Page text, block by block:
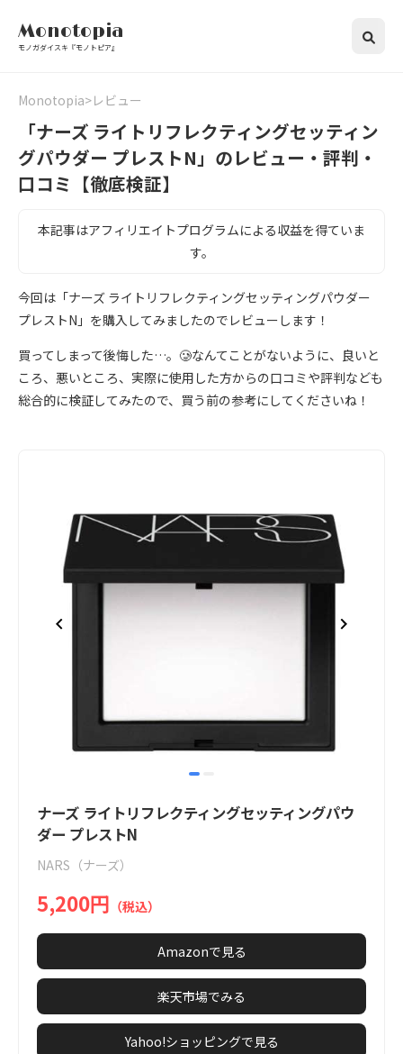
Monotopia
モノガダイスキ『モノトピア』
Monotopia レビュー
「ナーズ ライトリフレクティングセッティン
グパウダー プレストN」のレビュー・評判・
口コミ【徹底検証】
本記事はアフィリエイトプログラムによる収益を得ていま
す。
今回は「ナーズ ライトリフレクティングセッティングパウダー
プレストN」を購入してみましたのでレビューします！
買ってしまって後悔した…。🥲なんてことがないように、良いと
ころ、悪いところ、実際に使用した方からの口コミや評判なども
総合的に検証してみたので、買う前の参考にしてくださいね！
item
1
of
2
ナーズ ライトリフレクティングセッティングパウ
ダー プレストN
NARS（ナーズ）
5,200円 （税込）
Amazonで見る
楽天市場でみる
Yahoo!ショッピングで見る